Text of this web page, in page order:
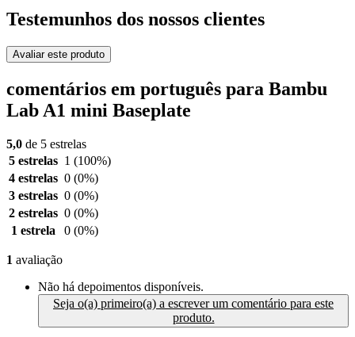
Testemunhos dos nossos clientes
Avaliar este produto
comentários em português para Bambu
Lab A1 mini Baseplate
5,0 de 5 estrelas
5 estrelas 1 (100%)
4 estrelas 0 (0%)
3 estrelas 0 (0%)
2 estrelas 0 (0%)
1 estrela
0 (0%)
1 avaliação
Não há depoimentos disponíveis.
Seja o(a) primeiro(a) a escrever um comentário para este
produto.